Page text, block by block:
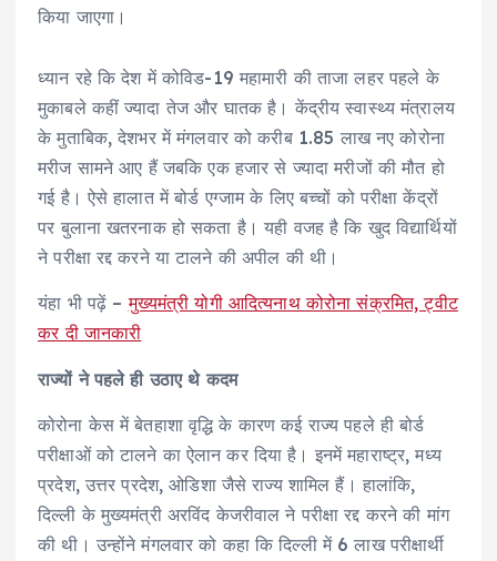
किया जाएगा।
ध्यान रहे कि देश में कोविड-19 महामारी की ताजा लहर पहले के
मुकाबले कहीं ज्यादा तेज और घातक है। केंद्रीय स्वास्थ्य मंत्रालय
के मुताबिक, देशभर में मंगलवार को करीब 1.85 लाख नए कोरोना
मरीज सामने आए हैं जबकि एक हजार से ज्यादा मरीजों की मौत हो
गई है। ऐसे हालात में बोर्ड एग्जाम के लिए बच्चों को परीक्षा केंद्रों
पर बुलाना खतरनाक हो सकता है। यही वजह है कि खुद विद्यार्थियों
ने परीक्षा रद्द करने या टालने की अपील की थी।
यंहा भी पढ़ें –मुख्यमंत्री योगी आदित्यनाथ कोरोना संक्रमित, ट्वीट
कर दी जानकारी
राज्यों ने पहले ही उठाए थे कदम
कोरोना केस में बेतहाशा वृद्धि के कारण कई राज्य पहले ही बोर्ड
परीक्षाओं को टालने का ऐलान कर दिया है। इनमें महाराष्ट्र, मध्य
प्रदेश, उत्तर प्रदेश, ओडिशा जैसे राज्य शामिल हैं। हालांकि,
दिल्ली के मुख्यमंत्री अरविंद केजरीवाल ने परीक्षा रद्द करने की मांग
की थी। उन्होंने मंगलवार को कहा कि दिल्ली में 6 लाख परीक्षार्थी